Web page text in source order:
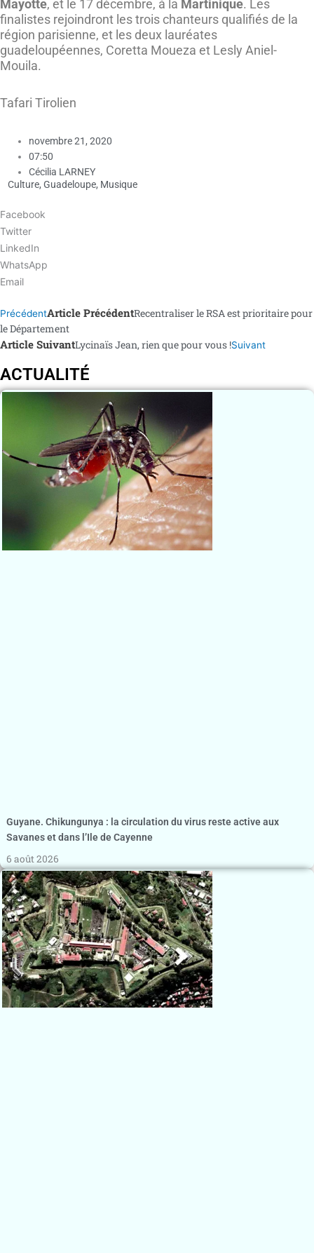
Mayotte, et le 17 décembre, à la Martinique. Les
finalistes rejoindront les trois chanteurs qualifiés de la
région parisienne, et les deux lauréates
guadeloupéennes, Coretta Moueza et Lesly Aniel-
Mouila.
Tafari Tirolien
novembre 21, 2020
07:50
Cécilia LARNEY
Culture, Guadeloupe, Musique
Facebook
Twitter
LinkedIn
WhatsApp
Email
PrécédentArticle PrécédentRecentraliser le RSA est prioritaire pour
le Département
Article SuivantLycinaïs Jean, rien que pour vous !Suivant
ACTUALITÉ
Guyane. Chikungunya : la circulation du virus reste active aux
Savanes et dans l’Ile de Cayenne
6 août 2026